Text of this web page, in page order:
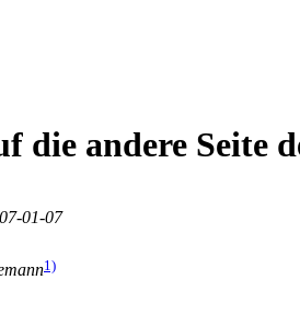
die andere Seite
01-07
1)